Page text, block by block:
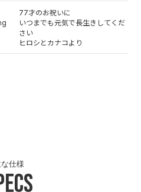
77才のお祝いに
いつまでも元気で長生きしてくだ
さい
ヒロシとカナコより
仕様